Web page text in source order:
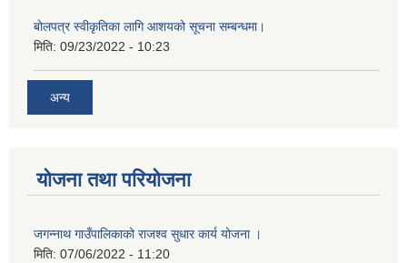
बोलपत्र स्वीकृतिका लागि आशयको सूचना सम्बन्धमा।
मिति: 09/23/2022 - 10:23
अन्य
योजना तथा परियोजना
जगन्नाथ गाउँपालिकाको राजश्व सुधार कार्य योजना ।
मिति: 07/06/2022 - 11:20